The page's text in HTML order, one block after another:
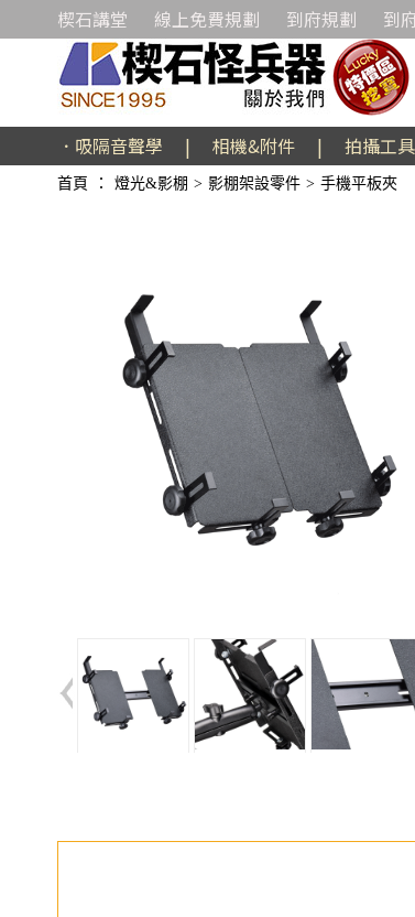
楔石講堂 線上免費規劃 到府規劃 到
．吸隔音聲學 | 相機&附件 | 拍攝工具
首頁 ： 燈光&影棚 > 影棚架設零件 > 手機平板夾